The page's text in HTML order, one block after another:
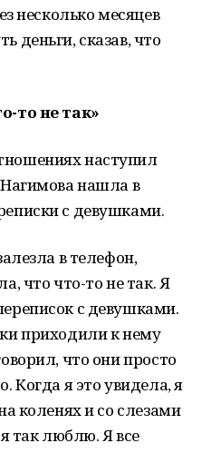
несколько месяцев
деньги, сказав, что
то не так»
наступил
нашла в
с девушками.
в телефон,
что что-то не так. Я
с девушками.
приходили к нему
что они просто
Когда я это увидела, я
коленях и со слезами
так люблю. Я все